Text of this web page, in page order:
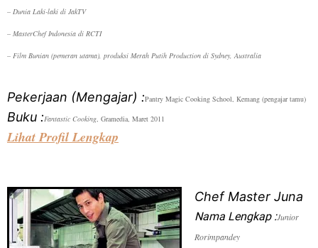
– Dunia Laki-laki di JakTV
– MasterChef Indonesia di RCTI
– Film Bunian (pemeran utama), produksi Merah Putih Production di Sydney, Australia
Pekerjaan (Mengajar) :Pantry Magic Cooking School, Kemang (pengajar tamu)
Buku :Fantastic Cooking, Gramedia, Maret 2011
Lihat Profil Lengkap
Chef Master Juna
Nama Lengkap :Junior
Rorimpandey